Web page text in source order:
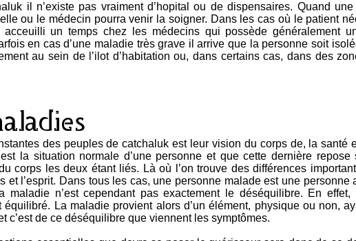
il n’existe pas vraiment d’hopital ou de dispensaires. Quand
ou le médecin pourra venir la soigner. Dans les cas où le patient
acceuilli un temps chez les médecins qui possède généralement
en cas d’une maladie très grave il arrive que la personne soit
au sein de l’ilot d’habitation ou, dans certains cas, dans des
des peuples de catchaluk est leur vision du corps de, la
la situation normale d’une personne et que cette dernière
du corps les deux étant liés. Là où l’on trouve des différences
et l’esprit. Dans tous les cas, une personne malade est une
maladie n’est cependant pas exactement le déséquilibre. En
équilibré. La maladie provient alors d’un élément, physique ou non,
c’est de ce déséquilibre que viennent les symptômes.